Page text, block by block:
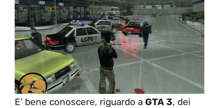
E’ bene conoscere, riguardo a GTA 3, dei